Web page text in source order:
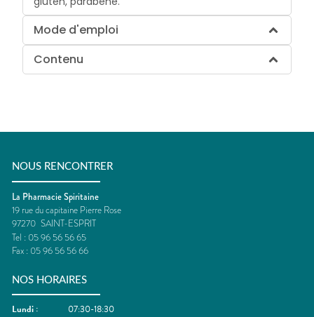
Mode d'emploi
Contenu
NOUS RENCONTRER
La Pharmacie Spiritaine
19 rue du capitaine Pierre Rose
97270 SAINT-ESPRIT
Tel : 05 96 56 56 65
Fax : 05 96 56 56 66
NOS HORAIRES
Lundi :
07:30-18:30